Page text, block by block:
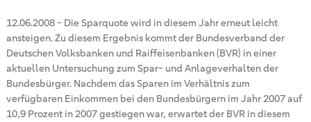
12.06.2008- Die Sparquote wird in diesem Jahr erneut leicht
ansteigen. Zu diesem Ergebnis kommt der Bundesverband der
Deutschen Volksbanken und Raiffeisenbanken (BVR) in einer
aktuellen Untersuchung zum Spar- und Anlageverhalten der
Bundesbürger. Nachdem das Sparen im Verhältnis zum
verfügbaren Einkommen bei den Bundesbürgern im Jahr 2007 auf
10,9 Prozent in 2007 gestiegen war, erwartet der BVR in diesem